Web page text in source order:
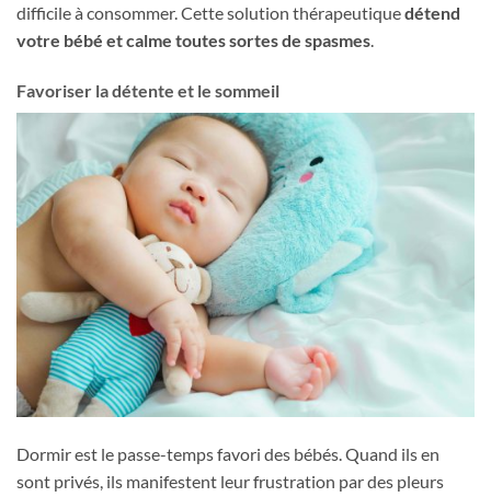
difficile à consommer. Cette solution thérapeutiquedétend
votre bébé et calme toutes sortes de spasmes
Favoriser la détente et le sommeil
Dormir est le passe-temps favori des bébés. Quand ils en
sont privés, ils manifestent leur frustration par des pleurs